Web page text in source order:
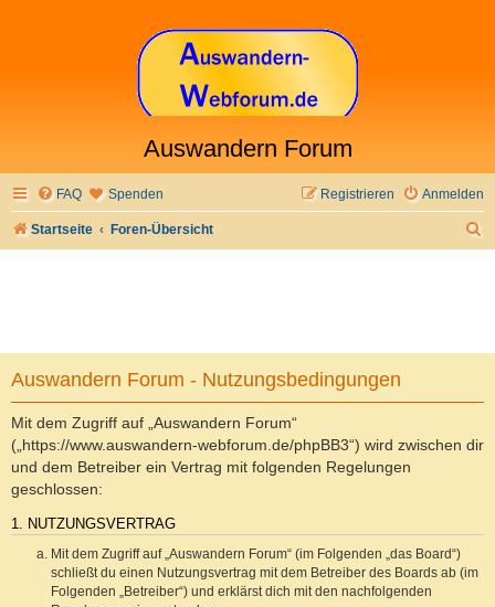
Auswandern Forum
FAQ Spenden Anmelden
Registrieren
Startseite Foren-Übersicht
Auswandern Forum - Nutzungsbedingungen
Mit dem Zugriff auf „Auswandern Forum“
(„https://www.auswandern-webforum.de/phpBB3“) wird zwischen dir
und dem Betreiber ein Vertrag mit folgenden Regelungen
geschlossen:
1. NUTZUNGSVERTRAG
Mit dem Zugriff auf „Auswandern Forum“ (im Folgenden „das Board“)
schließt du einen Nutzungsvertrag mit dem Betreiber des Boards ab (im
Folgenden „Betreiber“) und erklärst dich mit den nachfolgenden